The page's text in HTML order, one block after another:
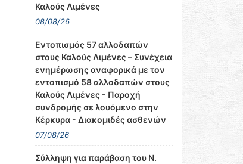
Καλούς Λιμένες
08/08/26
Εντοπισμός 57 αλλοδαπών
στους Καλούς Λιμένες – Συνέχεια
ενημέρωσης αναφορικά με τον
εντοπισμό 58 αλλοδαπών στους
Καλούς Λιμένες - Παροχή
συνδρομής σε λουόμενο στην
Κέρκυρα - Διακομιδές ασθενών
07/08/26
Σύλληψη για παράβαση του Ν.